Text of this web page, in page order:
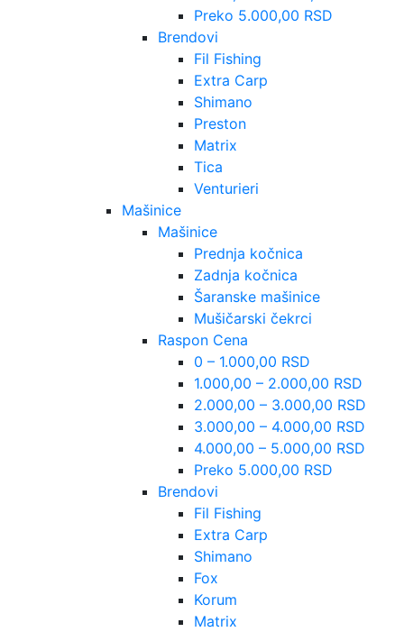
Preko 5.000,00 RSD
Brendovi
Fil Fishing
Extra Carp
Shimano
Preston
Matrix
Tica
Venturieri
Mašinice
Mašinice
Prednja kočnica
Zadnja kočnica
Šaranske mašinice
Mušičarski čekrci
Raspon Cena
0 – 1.000,00 RSD
1.000,00 – 2.000,00 RSD
2.000,00 – 3.000,00 RSD
3.000,00 – 4.000,00 RSD
4.000,00 – 5.000,00 RSD
Preko 5.000,00 RSD
Brendovi
Fil Fishing
Extra Carp
Shimano
Fox
Korum
Matrix